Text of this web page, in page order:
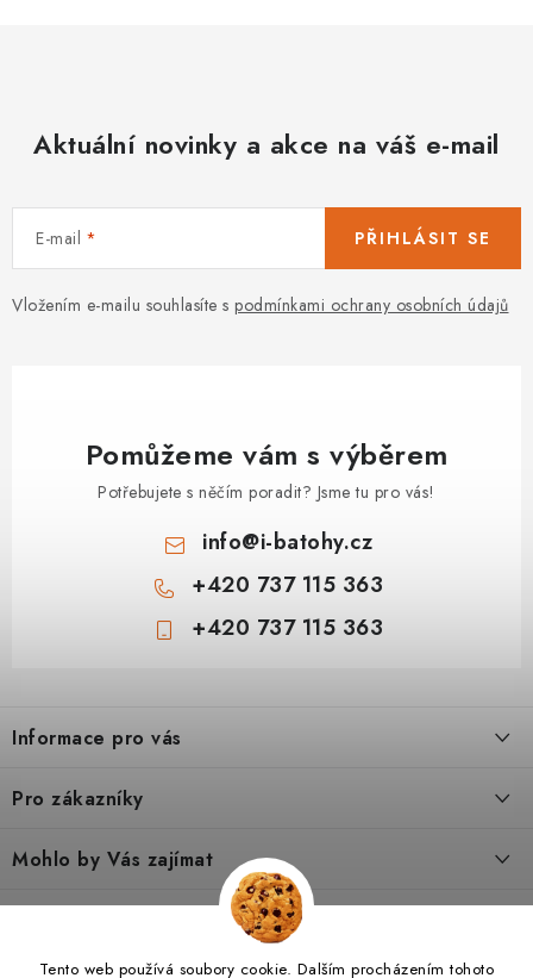
Tento web používá soubory cookie. Dalším procházením tohoto
Aktuální novinky a akce na váš e-mail
E-mail
Vložením e-mailu souhlasíte s podmínkami ochrany osobních údajů
PŘIHLÁSIT SE
Pomůžeme vám s výběrem
Potřebujete s něčím poradit? Jsme tu pro vás!
info@i-batohy.cz
+420 737 115 363
+420 737 115 363
p
a
Informace pro vás
Doprava a platba
O nás
Pro zákazníky
Podmínky ochrany osobní údaje
Mohlo by Vás zajímat
Dárkové poukazy
Jak vybrat turistický batoh pro dítě 6–8 let
I-SPORTS.CZ Nábytek VALMO I-BATOHY.CZ